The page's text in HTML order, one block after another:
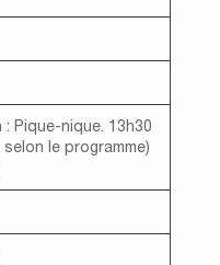
Pique-nique. 13h30
le programme)